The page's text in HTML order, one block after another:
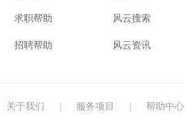
求职帮助
招聘帮助
风云搜索
风云资讯
关于我们 服务项目 帮助中心